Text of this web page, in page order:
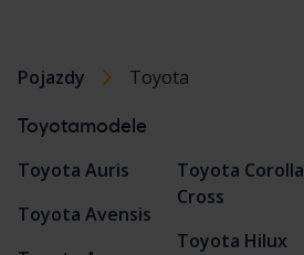
Pojazdy Toyota
Toyotamodele
Toyota Auris
Toyota Avensis
Toyota Corolla
Cross
Toyota Hilux